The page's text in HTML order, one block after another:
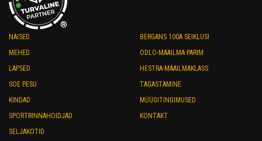
®
NAISED
MEHED
LAPSED
SOE PESU
KINDAD
SPORTRINNAHOIDJAD
SELJAKOTID
BERGANS 100A SEIKLUSI
ODLO-MAAILMA PARIM
HESTRA-MAAILMAKLASS
TAGASTAMINE
MÜÜGITINGIMUSED
KONTAKT